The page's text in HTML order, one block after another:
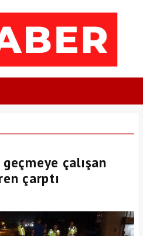
çalışan
çarptı